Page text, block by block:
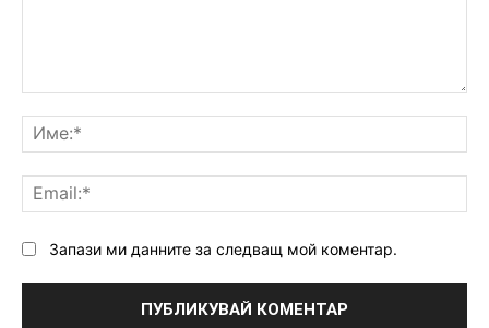
Запази ми данните за следващ мой коментар.